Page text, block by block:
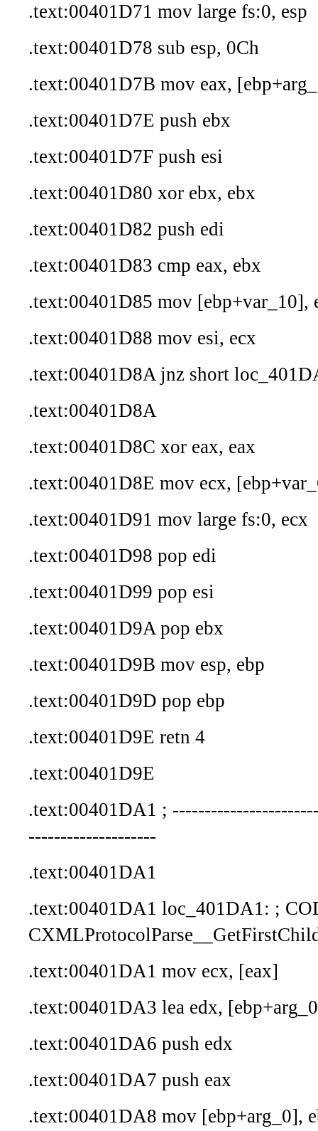
.text:00401D71 mov large fs:0, esp
.text:00401D78 sub esp, 0Ch
.text:00401D7B mov eax,
.text:00401D7E push ebx
.text:00401D7F push esi
.text:00401D80 xor ebx, ebx
.text:00401D82 push edi
.text:00401D83 cmp eax, ebx
.text:00401D85 mov [ebp+var_10],
.text:00401D88 mov esi, ecx
.text:00401D8A jnz short
.text:00401D8A
.text:00401D8C xor eax, eax
.text:00401D8E mov ecx,
.text:00401D91 mov large fs:0, ecx
.text:00401D98 pop edi
.text:00401D99 pop esi
.text:00401D9A pop ebx
.text:00401D9B mov esp, ebp
.text:00401D9D pop ebp
.text:00401D9E retn 4
.text:00401D9E
.text:00401DA1 ;
--------------------
.text:00401DA1
.text:00401DA1 loc_401DA1: ;
.text:00401DA1 mov ecx, [eax]
.text:00401DA3 lea edx,
.text:00401DA6 push edx
.text:00401DA7 push eax
.text:00401DA8 mov [ebp+arg_0],